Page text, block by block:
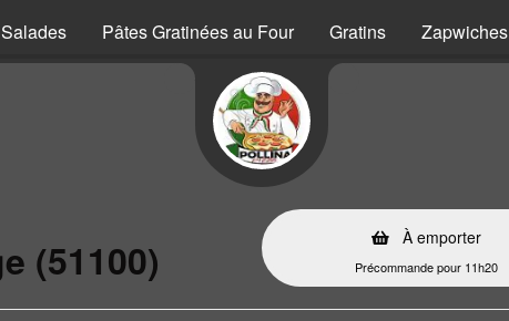
Salades Pâtes Gratinées au Four Gratins Zapwiches
(51100)
À emporter
Précommande pour 11h20